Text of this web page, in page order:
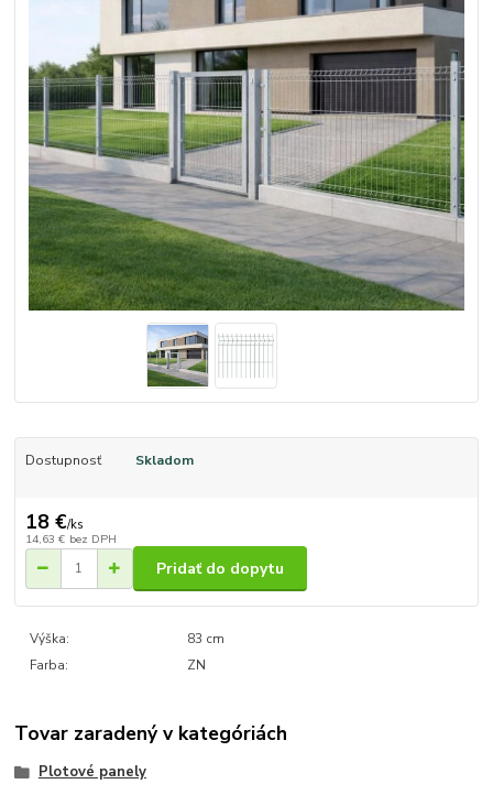
Dostupnosť Skladom
18 €/ks
14,63 € bez DPH
Pridať do dopytu
Výška:
83 cm
Farba:
ZN
Tovar zaradený v kategóriách
Plotové panely